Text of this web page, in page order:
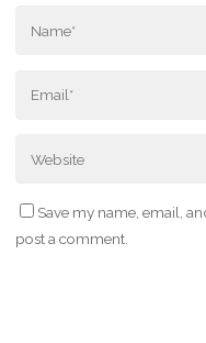
Save my name, email,
post a comment.